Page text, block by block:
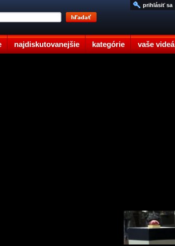
najdiskutovanejšie kategórie vaše videá
prihlásiť sa